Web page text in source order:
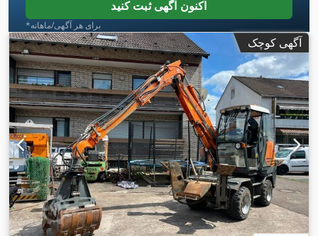
اکنون آگهی ثبت کنید
*برای هر آگهی/ماهانه
آگهی کوچک